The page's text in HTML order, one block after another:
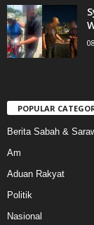
POPULAR
Berita Sabah &
Am
Aduan Rakyat
Politik
Nasional